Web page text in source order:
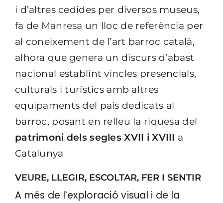
i d’altres cedides per diversos museus,
fa de Manresa un lloc de referència per
al coneixement de l’art barroc català,
alhora que genera un discurs d’abast
nacional establint vincles presencials,
culturals i turístics amb altres
equipaments del país dedicats al
barroc, posant en relleu la riquesa del
patrimoni dels segles XVII i XVIII a
Catalunya
VEURE, LLEGIR, ESCOLTAR, FER I SENTIR
A més de l’exploració visual i de la